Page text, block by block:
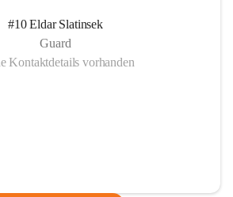
#10 Eldar Slatinsek
Guard
Kontaktdetails vorhanden